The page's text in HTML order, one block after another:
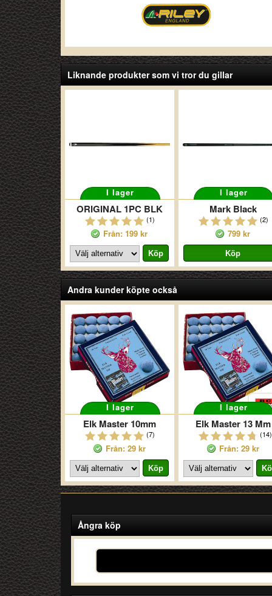
Liknande produkter som vi tror du gillar
I lager
ORIGINAL 1PC BLK
(1)
Från: 199 kr
I lager
Mark Black
(2)
799 kr
Andra kunder köpte också
I lager
Elk Master 10mm
(7)
Från: 29 kr
I lager
Elk Master 13 Mm
(14)
Från: 29 kr
Ångra köp